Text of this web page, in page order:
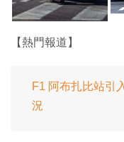
【熱門報道】
F1 阿布扎比站引
況